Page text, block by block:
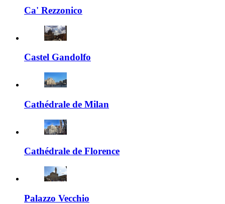
Ca' Rezzonico
Castel Gandolfo
Cathédrale de Milan
Cathédrale de Florence
Palazzo Vecchio